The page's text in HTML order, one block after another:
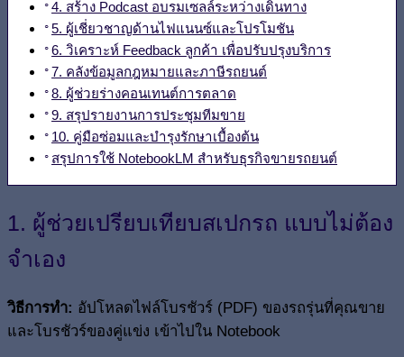
4. สร้าง Podcast อบรมเซลล์ระหว่างเดินทาง
5. ผู้เชี่ยวชาญด้านไฟแนนซ์และโปรโมชัน
6. วิเคราะห์ Feedback ลูกค้า เพื่อปรับปรุงบริการ
7. คลังข้อมูลกฎหมายและภาษีรถยนต์
8. ผู้ช่วยร่างคอนเทนต์การตลาด
9. สรุปรายงานการประชุมทีมขาย
10. คู่มือซ่อมและบำรุงรักษาเบื้องต้น
สรุปการใช้ NotebookLM สำหรับธุรกิจขายรถยนต์
1. ผู้ช่วยเปรียบเทียบสเปกรถ แบบไม่ต้อง
จำเอง
วิธีการทำ: อัปโหลดไฟล์โบรชัวร์ (PDF) ของรถรุ่นที่คุณขาย
และโบรชัวร์ของคู่แข่ง เข้าไปใน Notebook